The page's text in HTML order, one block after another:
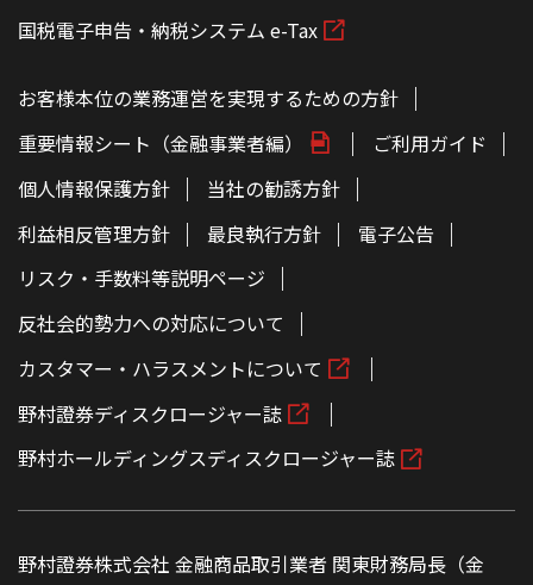
国税電子申告・納税システム e-Tax
お客様本位の業務運営を実現するための方針
重要情報シート（金融事業者編）
ご利用ガイド
個人情報保護方針
当社の勧誘方針
利益相反管理方針
最良執行方針
電子公告
リスク・手数料等説明ページ
反社会的勢力への対応について
カスタマー・ハラスメントについて
野村證券ディスクロージャー誌
野村ホールディングスディスクロージャー誌
野村證券株式会社 金融商品取引業者 関東財務局長（金